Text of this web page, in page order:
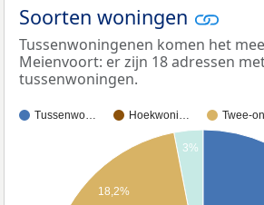
Soorten woningen
Tussenwoningenen komen het
Meienvoort: er zijn 18 adressen
tussenwoningen.
Tussenwo… Hoekwoni… Twee-
3%
18,2%